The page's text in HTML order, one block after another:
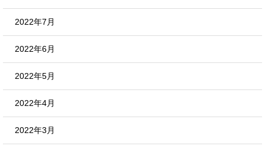
2022年7月
2022年6月
2022年5月
2022年4月
2022年3月